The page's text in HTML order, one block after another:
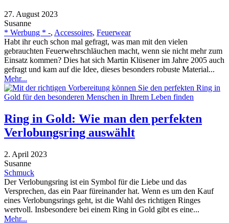
27. August 2023
Susanne
* Werbung * -, Accessoires, Feuerwear
Habt ihr euch schon mal gefragt, was man mit den vielen
gebrauchten Feuerwehrschläuchen macht, wenn sie nicht mehr zum
Einsatz kommen? Dies hat sich Martin Klüsener im Jahre 2005 auch
gefragt und kam auf die Idee, dieses besonders robuste Material...
Mehr...
Ring in Gold: Wie man den perfekten
Verlobungsring auswählt
2. April 2023
Susanne
Schmuck
Der Verlobungsring ist ein Symbol für die Liebe und das
Versprechen, das ein Paar füreinander hat. Wenn es um den Kauf
eines Verlobungsrings geht, ist die Wahl des richtigen Ringes
wertvoll. Insbesondere bei einem Ring in Gold gibt es eine...
Mehr...